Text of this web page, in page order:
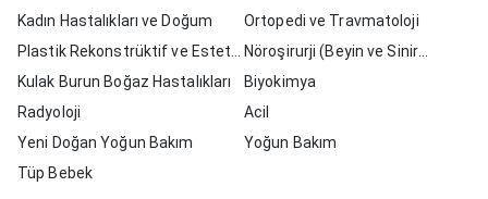
Kadın Hastalıkları ve Doğum
Ortopedi ve Travmatoloji
Plastik Rekonstrüktif ve Estetik
Cerrahi
Nöroşirurji (Beyin ve Sinir
Cerrahisi)
Kulak Burun Boğaz Hastalıkları
Biyokimya
Radyoloji
Acil
Yeni Doğan Yoğun Bakım
Yoğun Bakım
Tüp Bebek